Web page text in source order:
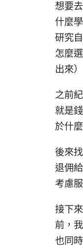
想要
什麼
研究
怎麼
出來
之前
就是
於什
後來
退佣
考慮
接下
前，
也同